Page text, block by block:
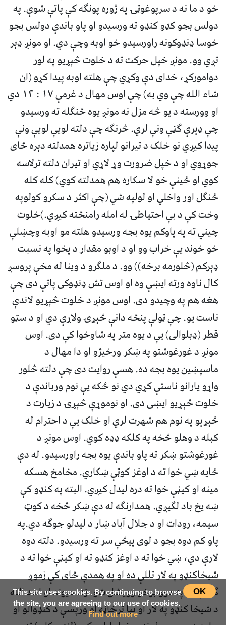
خو د ما نه د سرپوغوټۍ په ژوره پونگه کې پاتې شوې. په
دولس بجو کډو کنډو ته ورسيدو او پاو باندې دولس بجو
خوسا ډنډوکونه راورسيدو خو اوبه وچې دي. او مونږ ډېر
تږي وو. مونږ خپل حرکت ته د خلوت څېړيو په لور
دوامورکړ، خداى دې وکړي چې هلته اوبه پيدا کړو (ان
شاء الله چې وي به) چې اوس مهال د غرمې ١٧ : ١٢ دي
او وورسته د يو څه مزل نه مونږ يوه ځنگله ته ورسيدو
چې ډېرې گڼې ونې لري. څرنگه چې دلته لويې لويې ونې
پيدا کيږي نو خلک د تيرانو لپاره زياتره همدلته دېره ځاى
جوړوي او د خپل ضرورت وړ لاړي او تيران دلته ترلاسه
کوي او ځينې خو لا سکاره هم همدلته کوي) کله کله
ځنگل اور واخلي او لولپه شي (چې اکثر د سکرو کولوپه
وخت کې د بې احتياطۍ له امله رامنځته کيږي.)خلوت
چيني ته په پاوکم يوه بجه ورسيدو هلته مو اوبه وچښلې
خو خوند يې خراب وو او د اوبو مقدار د پخوا په نسبت
ډېرکم (څلورمه برخه)) وو. د ملگرو د وينا له مخې پروسږ
کال ناوه ورته ايښې وه او اوس تش ډنډوکى پاتې دى چې
هغه هم په وچيدو دى. اوس مونږ د خلوت څېړيو لاندې
ناست يو. چې ټولې پنځه دانې څېړۍ ولاړې دي او د سټو
قطر (ډبلوالى) يې د يوه متر په شاوخوا کې دى. اوس
مونږ د غورغوشتو په ښکر ورخيژو او دا مهال د
ماسپښين يوه بجه ده. هسې روايت دى چې دلته څلور
واړو يارانو ناستې کړي دي نو ځکه يې نوم ورباندې د
خلوت څېړيو ايښى دى. او نوموړې څېړۍ د زيارت د
څېړېو په نوم هم شهرت لري او خلک يې د احترام له
کبله د وهلو څخه په کلکه ډډه کوي. اوس مونږ د
غورغوشتو ښکر ته پاو باندې يوه بجه راورسيدو. له دې
ځايه ښي خوا ته د اوغز کوټې ښکاري. مخامخ هسکه
مينه او کيڼې خوا ته دره ليدل کيږي. البته په کنډو کې
ښه يخ باد لگيږي. همدارنگه له دې ښکر څخه د کوټ
سيمه، رودات او د جلال آباد ښار د ليدلو جوگه دي.په
پاو کم دوه بجو د لوى پيڅې سر ته ورسيدو. دلته دوه
لارې دي، ښي خوا ته د اوغز کنډو ته او کيڼې خوا ته د
شيخاکنډو په لار تللې ده او په همدې ځاى کې زموږ
گروپ بيا په دوو برخو وويشل شو. زه، ميوند او اسد الله
د شيخا کنډو په لار او بيا ترخاڼه او ورپسې د کنډوالو او
OK
This site uses cookies. By continuing to browse
the site, you are agreeing to our use of cookies.
Find out more